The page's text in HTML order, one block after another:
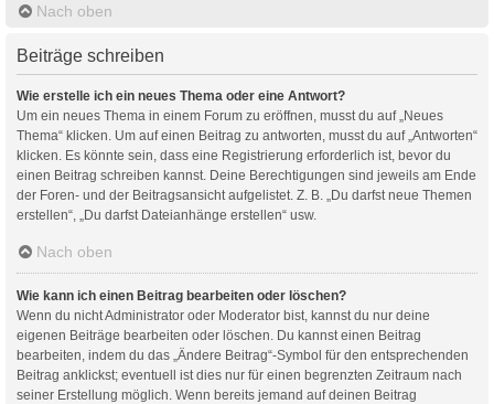
Nach oben
Beiträge schreiben
Wie erstelle ich ein neues Thema oder eine Antwort?
Um ein neues Thema in einem Forum zu eröffnen, musst du auf „Neues
Thema“ klicken. Um auf einen Beitrag zu antworten, musst du auf „Antworten“
klicken. Es könnte sein, dass eine Registrierung erforderlich ist, bevor du
einen Beitrag schreiben kannst. Deine Berechtigungen sind jeweils am Ende
der Foren- und der Beitragsansicht aufgelistet. Z. B. „Du darfst neue Themen
erstellen“, „Du darfst Dateianhänge erstellen“ usw.
Nach oben
Wie kann ich einen Beitrag bearbeiten oder löschen?
Wenn du nicht Administrator oder Moderator bist, kannst du nur deine
eigenen Beiträge bearbeiten oder löschen. Du kannst einen Beitrag
bearbeiten, indem du das „Ändere Beitrag“-Symbol für den entsprechenden
Beitrag anklickst; eventuell ist dies nur für einen begrenzten Zeitraum nach
seiner Erstellung möglich. Wenn bereits jemand auf deinen Beitrag